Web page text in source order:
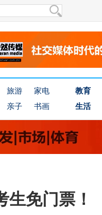
旅游
家电
亲子 书画
教育
生活
生免门票！